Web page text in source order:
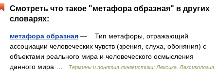
Смотреть что такое "метафора образная" в других
словарях:
метафора образная — Тип метафоры, отражающий
ассоциации человеческих чувств (зрения, слуха, обоняния) с
объектами реального мира и человеческого осмысления
данного мира …
Термины и понятия лингвистики: Лексика. Лексикология.